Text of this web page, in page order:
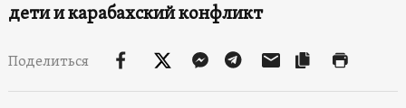
дети и карабахский конфликт
Поделиться